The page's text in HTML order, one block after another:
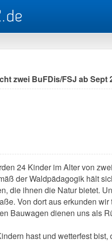
zwei BuFDis/FSJ ab Sept
24 Kinder im Alter von
der Waldpädagogik hält
die ihnen die Natur bietet.
Von dort aus erkunden
Bauwagen dienen uns als
hast und wetterfest bist,